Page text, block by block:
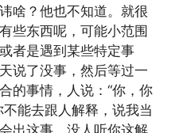
啥？他也不知道。就很
些东西呢，可能小范围
者是遇到某些特定事
说了没事，然后等过一
的事情，人说：“你，你
能去跟人解释，说我当
出这事。没人听你这解